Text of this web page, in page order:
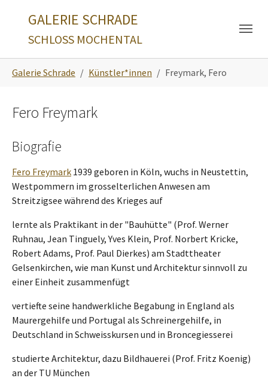
GALERIE SCHRADE
SCHLOSS MOCHENTAL
Galerie Schrade Künstler*innen Freymark, Fero
Fero Freymark
Biografie
Fero Freymark 1939 geboren in Köln, wuchs in Neustettin,
Westpommern im grosselterlichen Anwesen am
Streitzigsee während des Krieges auf
lernte als Praktikant in der "Bauhütte" (Prof. Werner
Ruhnau, Jean Tinguely, Yves Klein, Prof. Norbert Kricke,
Robert Adams, Prof. Paul Dierkes) am Stadttheater
Gelsenkirchen, wie man Kunst und Architektur sinnvoll zu
einer Einheit zusammenfügt
vertiefte seine handwerkliche Begabung in England als
Maurergehilfe und Portugal als Schreinergehilfe, in
Deutschland in Schweisskursen und in Broncegiesserei
studierte Architektur, dazu Bildhauerei (Prof. Fritz Koenig)
an der TU München